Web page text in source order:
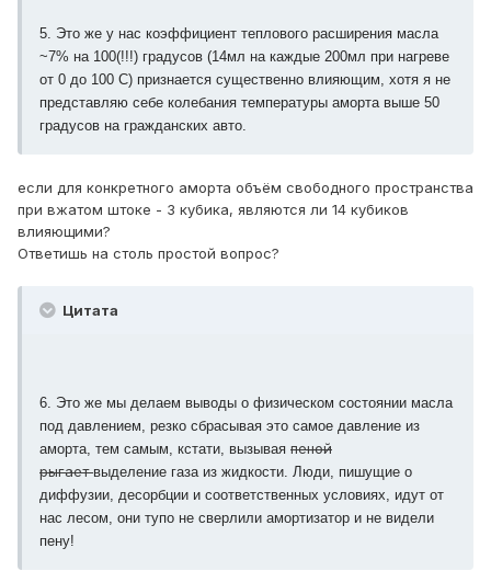
5. Это же у нас коэффициент теплового расширения масла
~7% на 100(!!!) градусов (14мл на каждые 200мл при нагреве
от 0 до 100 С) признается существенно влияющим, хотя я не
представляю себе колебания температуры аморта выше 50
градусов на гражданских авто.
если для конкретного аморта объём свободного пространства
при вжатом штоке - 3 кубика, являются ли 14 кубиков
влияющими?
Ответишь на столь простой вопрос?
Цитата
6. Это же мы делаем выводы о физическом состоянии масла
под давлением, резко сбрасывая это самое давление из
аморта, тем самым, кстати, вызывая пеной
рыгаетвыделение газа из жидкости. Люди, пишущие о
диффузии, десорбции и соответственных условиях, идут от
нас лесом, они тупо не сверлили амортизатор и не видели
пену!